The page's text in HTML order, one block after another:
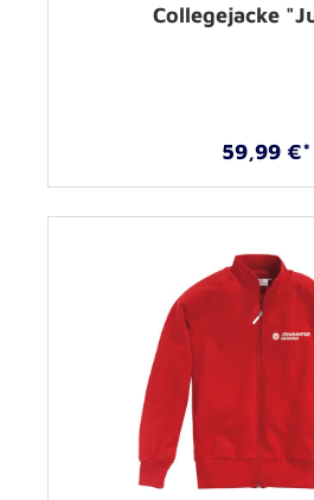
Collegejacke
59,99 €*